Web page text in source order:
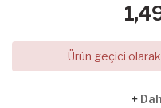
Ürün geçici
+